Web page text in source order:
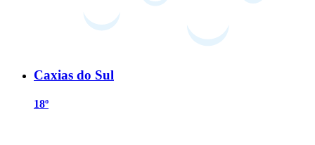
Caxias do Sul
18º